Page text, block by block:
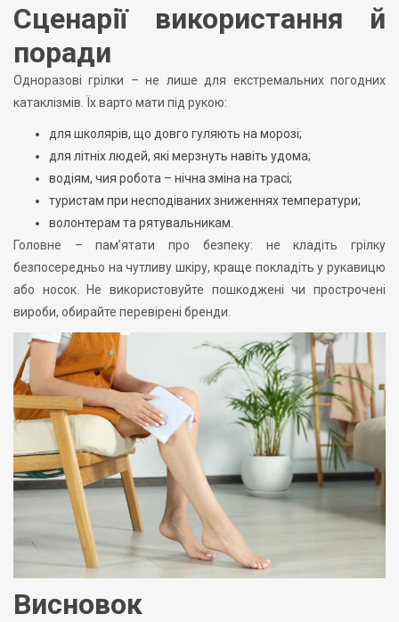
Сценарії використання й
поради
Одноразові грілки – не лише для екстремальних погодних
катаклізмів. Їх варто мати під рукою:
для школярів, що довго гуляють на морозі;
для літніх людей, які мерзнуть навіть удома;
водіям, чия робота – нічна зміна на трасі;
туристам при несподіваних зниженнях температури;
волонтерам та рятувальникам.
Головне – пам’ятати про безпеку: не кладіть грілку
безпосередньо на чутливу шкіру, краще покладіть у рукавицю
або носок. Не використовуйте пошкоджені чи прострочені
вироби, обирайте перевірені бренди.
Висновок